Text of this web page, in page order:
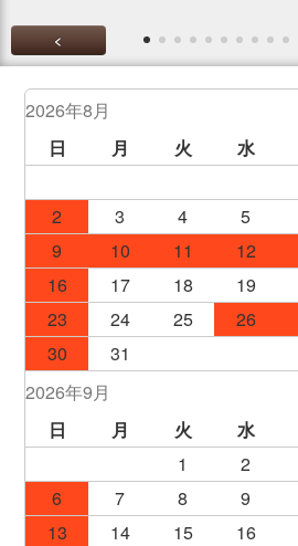
<
2026年8月
日
月 火 水
2
3 4 5
9
10 11 12
16
17 18 19
23
24 25 26
30
31
2026年9月
日
月 火 水
1
2
6
7 8 9
13
14 15 16